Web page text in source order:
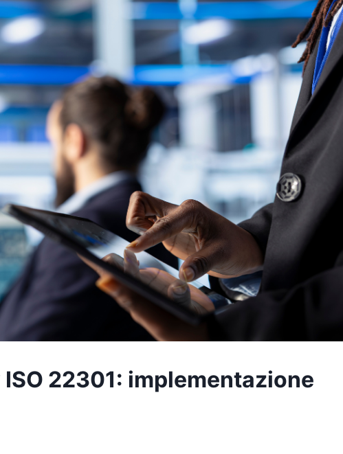
22301: implementazione